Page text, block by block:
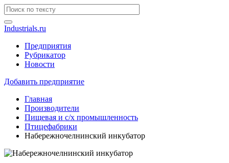
Industrials.ru
Предприятия
Рубрикатор
Новости
Добавить предприятие
Главная
Производители
Пищевая и с/х промышленность
Птицефабрики
Набережночелнинский инкубатор